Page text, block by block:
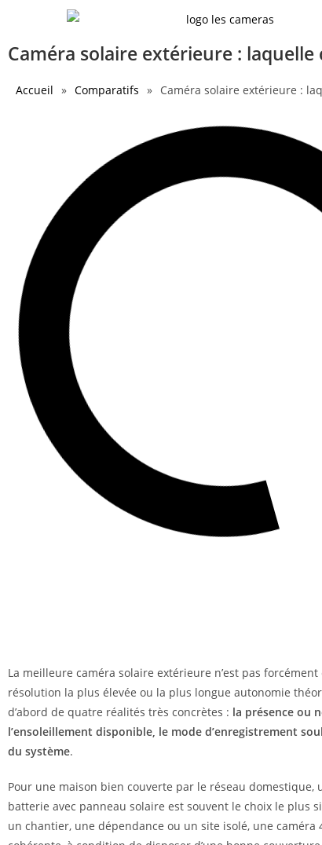
Caméra solaire extérieure : laquelle
Accueil » Comparatifs » Caméra solaire extérieure :
La meilleure caméra solaire extérieure n’est pas
résolution la plus élevée ou la plus longue autonomie
d’abord de quatre réalités très concrètes : la présence ou
l’ensoleillement disponible, le mode d’enregistrement
du système.
Pour une maison bien couverte par le réseau domestique,
batterie avec panneau solaire est souvent le choix le plus
un chantier, une dépendance ou un site isolé, une caméra